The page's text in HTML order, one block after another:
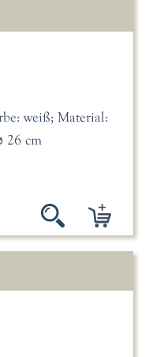
weiß; Material:
26 cm